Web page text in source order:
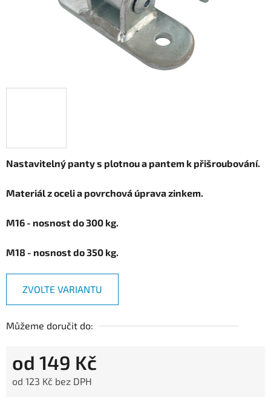
Nastavitelný panty s plotnou a pantem k přišroubování.
Materiál z oceli a povrchová úprava zinkem.
M16 - nosnost do 300 kg.
M18 - nosnost do 350 kg.
ZVOLTE VARIANTU
Můžeme doručit do:
od 149 Kč
od 123 Kč bez DPH